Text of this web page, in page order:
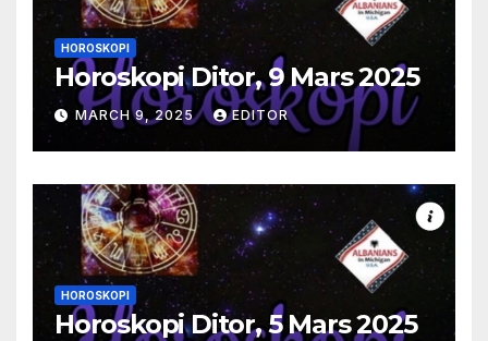
HOROSKOPI
Horoskopi Ditor, 9 Mars 2025
MARCH 9, 2025 EDITOR
HOROSKOPI
Horoskopi Ditor, 5 Mars 2025